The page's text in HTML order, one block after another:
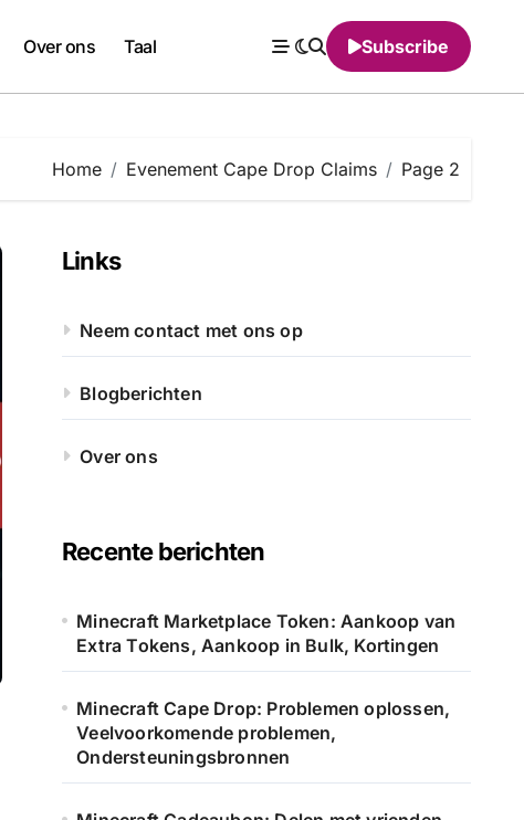
Over ons Taal Subscribe
Home Evenement Cape Drop Claims Page 2
Links
Neem contact met ons op
Blogberichten
Over ons
Recente berichten
Minecraft Marketplace Token: Aankoop van
Extra Tokens, Aankoop in Bulk, Kortingen
Minecraft Cape Drop: Problemen oplossen,
Veelvoorkomende problemen,
Ondersteuningsbronnen